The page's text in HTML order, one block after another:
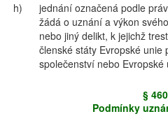
h)
jednání označená podle
žádá o uznání a výkon
nebo jiný delikt, k jejichž
členské státy Evropské unie
společenství nebo Evropské
§
Podmínky